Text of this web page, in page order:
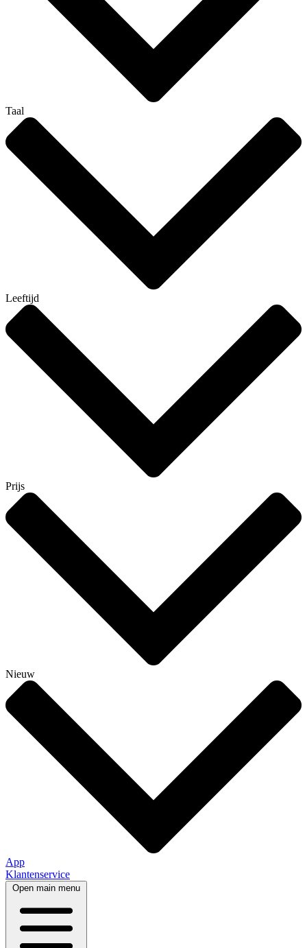
Taal
Leeftijd
Prijs
Nieuw
App
Klantenservice
Open main menu